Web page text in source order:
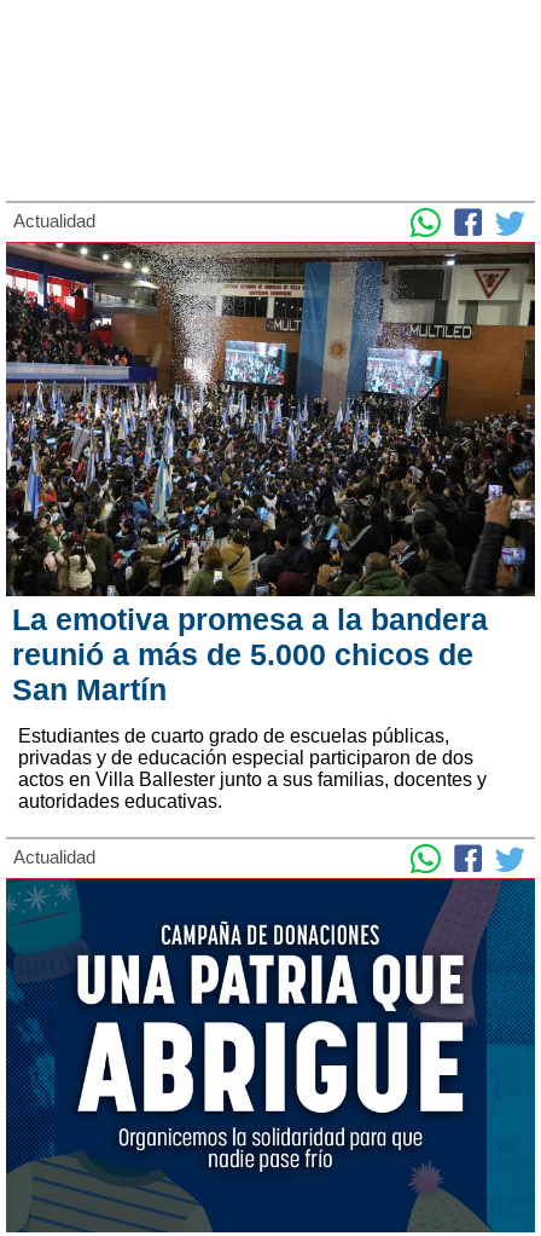
Actualidad
La emotiva promesa a la bandera
reunió a más de 5.000 chicos de
San Martín
Estudiantes de cuarto grado de escuelas públicas,
privadas y de educación especial participaron de dos
actos en Villa Ballester junto a sus familias, docentes y
autoridades educativas.
Actualidad